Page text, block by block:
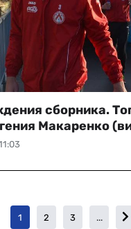
сборника.
Макаренко
1 2 3 ...